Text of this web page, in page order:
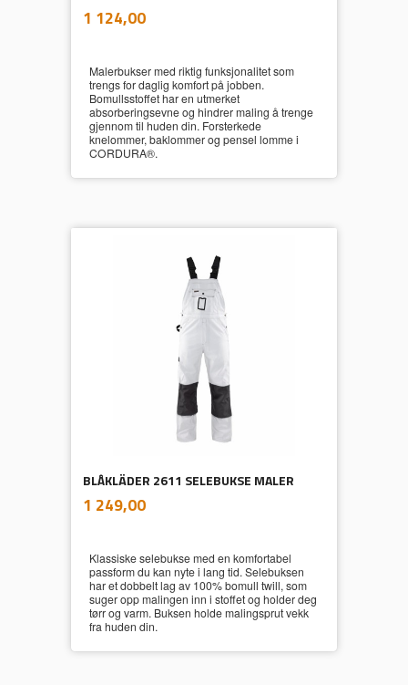
Pris
1 124,00mva.
Malerbukser med riktig funksjonalitet som
trengs for daglig komfort på jobben.
Bomullsstoffet har en utmerket
absorberingsevne og hindrer maling å trenge
gjennom til huden din. Forsterkede
knelommer, baklommer og pensel lomme i
CORDURA®.
BLÅKLÄDER 2611 SELEBUKSE MALER
Pris
1 249,00mva.
Klassiske selebukse med en komfortabel
passform du kan nyte i lang tid. Selebuksen
har et dobbelt lag av 100% bomull twill, som
suger opp malingen inn i stoffet og holder deg
tørr og varm. Buksen holde malingsprut vekk
fra huden din.